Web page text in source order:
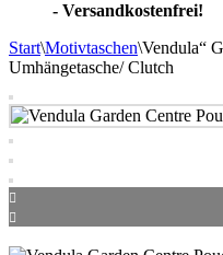
- Versandkostenfrei!
Start\Motivtaschen\Vendula“
Umhängetasche/ Clutch